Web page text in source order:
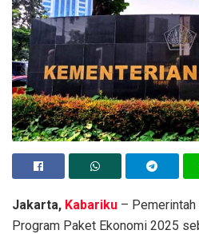
Jakarta, Kabariku –
Program Paket Ekonomi 2025